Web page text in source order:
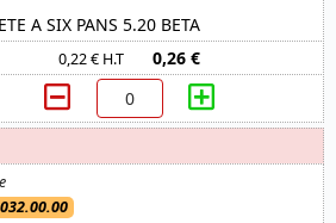
A SIX PANS 5.20 BETA
0,22 € H.T 0,26 €